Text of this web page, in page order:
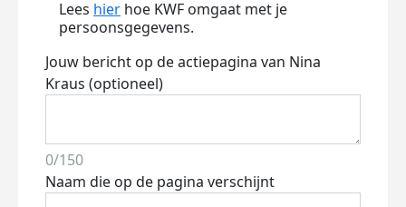
Lees hier hoe KWF omgaat met je
persoonsgegevens.
Jouw bericht op de actiepagina van Nina
Kraus (optioneel)
0/150
Naam die op de pagina verschijnt